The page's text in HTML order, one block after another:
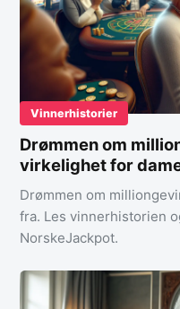
Vinnerhistorier
Drømmen om
virkelighet for
Drømmen om
fra. Les vinnerhistorien
NorskeJackpot.